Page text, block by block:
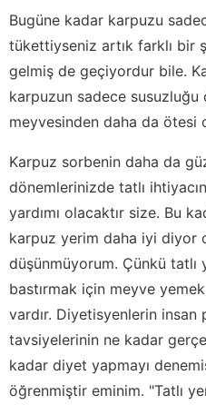
Bugüne kadar karpuzu
tükettiyseniz artık farklı bir
gelmiş de geçiyordur bile.
karpuzun sadece
meyvesinden daha da ötesi
Karpuz sorbenin daha da
dönemlerinizde tatlı
yardımı olacaktır size. Bu
karpuz yerim daha iyi diyor
düşünmüyorum. Çünkü tatlı
bastırmak için meyve
vardır. Diyetisyenlerin
tavsiyelerinin ne kadar
kadar diyet yapmayı
öğrenmiştir eminim. "Tatlı